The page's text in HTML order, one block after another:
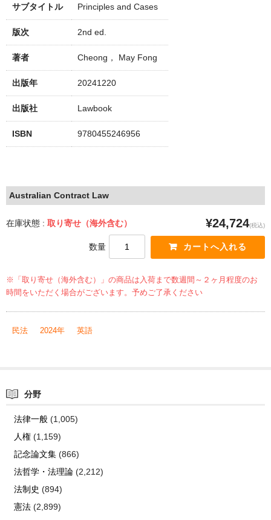
サブタイトル Principles and Cases
版次 2nd ed.
著者 Cheong， May Fong
出版年 20241220
出版社 Lawbook
ISBN 9780455246956
Australian Contract Law
在庫状態 : 取り寄せ（海外含む） ¥24,724(税込)
数量
※「取り寄せ（海外含む）」の商品は入荷まで数週間～２ヶ月程度のお
時間をいただく場合がございます。予めご了承ください
民法 2024年 英語
分野
法律一般(1,005)
人権(1,159)
記念論文集(866)
法哲学・法理論(2,212)
法制史 (894)
憲法(2,899)